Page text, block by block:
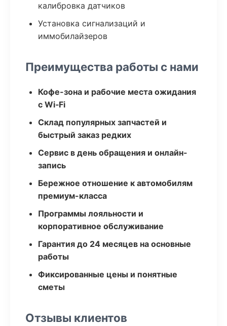
калибровка датчиков
Установка сигнализаций и
иммобилайзеров
Преимущества работы с нами
Кофе-зона и рабочие места ожидания
с Wi‑Fi
Склад популярных запчастей и
быстрый заказ редких
Сервис в день обращения и онлайн-
запись
Бережное отношение к автомобилям
премиум-класса
Программы лояльности и
корпоративное обслуживание
Гарантия до 24 месяцев на основные
работы
Фиксированные цены и понятные
сметы
Отзывы клиентов